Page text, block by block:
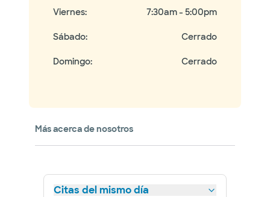
Viernes: 7:30am - 5:00pm
Sábado: Cerrado
Domingo: Cerrado
Más acerca de nosotros
Citas del mismo día